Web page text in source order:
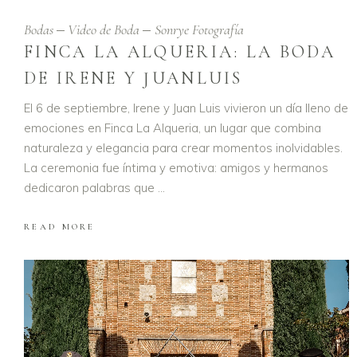
Bodas Video de Boda Sonrye Fotografía
FINCA LA ALQUERIA: LA BODA
DE IRENE Y JUANLUIS
El 6 de septiembre, Irene y Juan Luis vivieron un día lleno de
emociones en Finca La Alqueria, un lugar que combina
naturaleza y elegancia para crear momentos inolvidables.
La ceremonia fue íntima y emotiva: amigos y hermanos
dedicaron palabras que
READ MORE